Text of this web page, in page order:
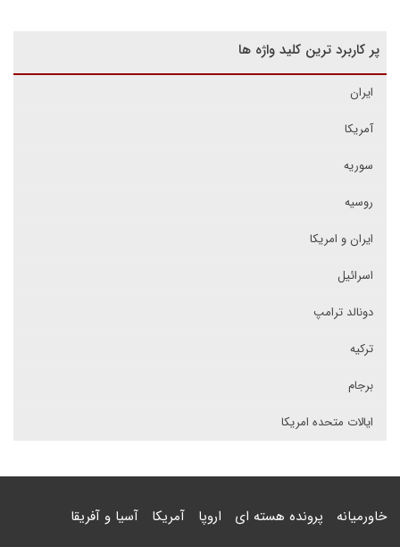
پر کاربرد ترین کلید واژه ها
ایران
آمریکا
سوریه
روسیه
ایران و امریکا
اسرائیل
دونالد ترامپ
ترکیه
برجام
ایالات متحده امریکا
خاورمیانه پرونده هسته ای اروپا آمریکا آسیا و آفریقا